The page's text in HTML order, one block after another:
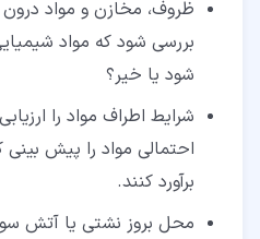
ظروف، مخازن و مواد
بررسی شود که مواد
‌شود یا خیر؟
شرایط اطراف مواد را
احتمالی مواد را پیش‌ بینی
برآورد کنند.
محل بروز نشتی یا آتش‌